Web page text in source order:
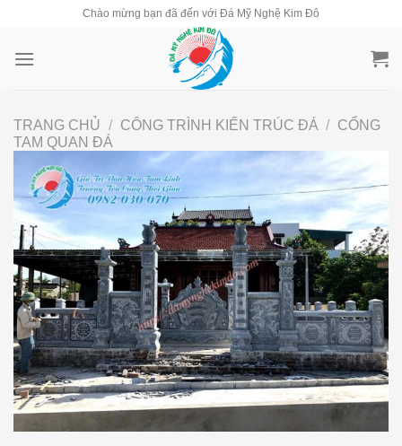
content
Chào mừng bạn đã đến với Đá Mỹ Nghệ Kim Đô
TRANG CHỦ / CÔNG TRÌNH KIẾN TRÚC ĐÁ / CỔNG
TAM QUAN ĐÁ